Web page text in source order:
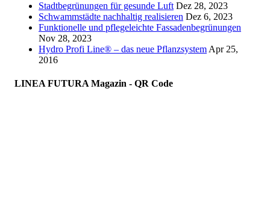
Stadtbegrünungen für gesunde Luft Dez 28, 2023
Schwammstädte nachhaltig realisieren Dez 6, 2023
Funktionelle und pflegeleichte Fassadenbegrünungen
Nov 28, 2023
Hydro Profi Line® – das neue Pflanzsystem Apr 25,
2016
LINEA FUTURA Magazin - QR Code